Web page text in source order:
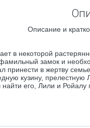
Описание и
в некоторой
замок и
принести в жертву
кузину, прелестную
его, Лили и Ройалу